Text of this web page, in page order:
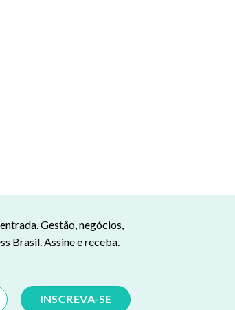
Gestão, negócios,
Brasil. Assine e receba.